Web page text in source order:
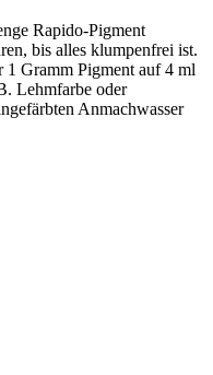
Rapido-Pigment
bis alles klumpenfrei ist.
1 Gramm Pigment auf 4 ml
Lehmfarbe oder
Anmachwasser